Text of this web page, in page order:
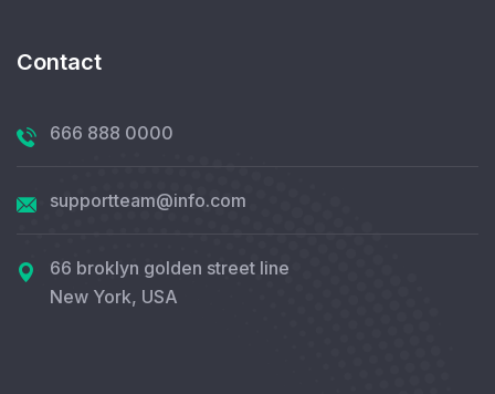
Contact
666 888 0000
supportteam@info.com
66 broklyn golden street line
New York, USA